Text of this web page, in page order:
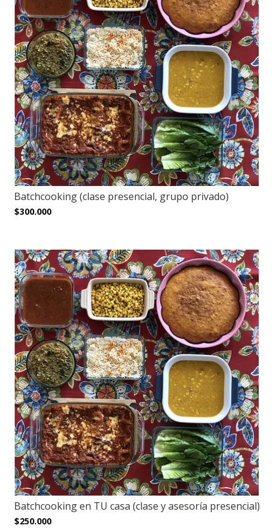
Batchcooking (clase presencial, grupo privado)
$300.000
Batchcooking en TU casa (clase y asesoría presencial)
$250.000